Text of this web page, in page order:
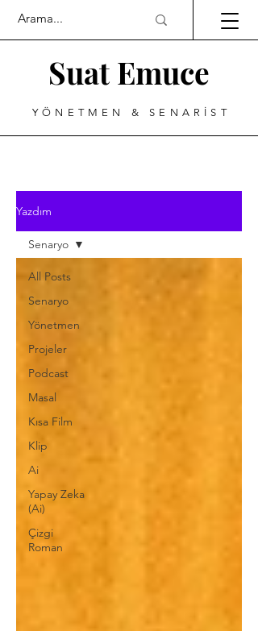
Suat Emuce
YÖNETMEN & SENARİST
Yazdım
All Posts
Senaryo
Yönetmen
Projeler
Podcast
Masal
Kısa Film
Klip
Ai
Yapay Zeka
(Ai)
Çizgi
Roman
Senaryo